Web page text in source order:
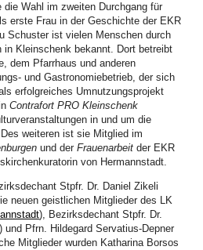
(Bukarest) und Martina Melinda Zey
stehen weiterhin Henriette Guib
und Katharina Borsos (Bistritz) als LK-
Sunhild Galter als Vorsitzende und
gewählt. „Siehe ich mache alles
Chancen ergeben sich und Frauen
dieser landesweiten Arbeit
an: Mit Schwung und Wissensgier ging
der erfolgreichen Fortbildungsreihe
Nähmaschine“ weiter. Diese von der
im GAW finanzierte Reihe ist stets
Dass die Anfertigung eines
mathematische Gewandtheit und viel
auch dieses Mal.
die Wahl im zweiten Durchgang für
erste Frau in der Geschichte der EKR
Schuster ist vielen Menschen durch
in Kleinschenk bekannt. Dort betreibt
dem Pfarrhaus und anderen
und Gastronomiebetrieb, der sich
erfolgreiches Umnutzungsprojekt
Contrafort PRO Kleinschenk
in und um die
weiteren ist sie Mitglied im
und derFrauenarbeitder EKR
von Hermannstadt.
Stpfr. Dr. Daniel Zikeli
neuen geistlichen Mitglieder des LK
), Bezirksdechant Stpfr. Dr.
) und Pfrn. Hildegard Servatius-Depner
Mitglieder wurden Katharina Borsos